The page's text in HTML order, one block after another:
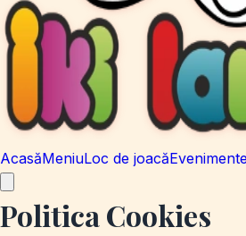
AcasăMeniuLoc de joacă
Politica Cookies